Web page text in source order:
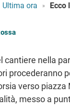
Ultima ora »
cantiere nella
procederanno
verso
messo a